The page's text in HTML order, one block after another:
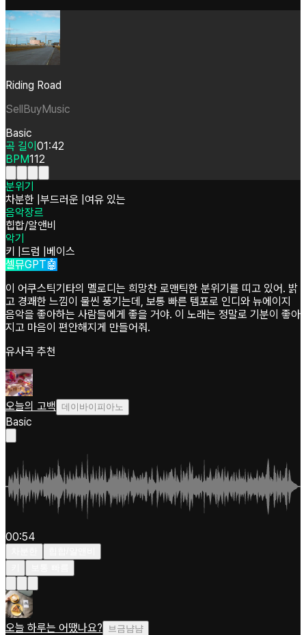
Riding Road
SellBuyMusic
Basic
곡 길이 01:42
BPM112
분위기
차분한 부드러운 여유 있는
음악장르
힙합/알앤비
악기
키 드럼
베이스
셀뮤GPT🤖
이 어쿠스틱기타의 멜로디는 희망찬 로맨틱한 분위기를 띠고 있어. 밝
고 경쾌한 느낌이 물씬 풍기는데, 보통 빠른 템포로 인디와 뉴에이지
음악을 좋아하는 사람들에게 좋을 거야. 이 노래는 정말로 기분이 좋아
지고 마음이 편안해지게 만들어줘.
유사곡 추천
오늘의 고백 데이바이피아노
Basic
00:54
오늘 하루는 어땠나요? 브금냠냠